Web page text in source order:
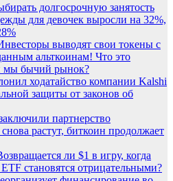
долгосрочную занятость
для девочек выросли на 32%,
выводят свои токены с
альткоинам! Что это
мы бычий рынок?
ходатайство компании Kalshi
защиты от законов об
партнерство
растут, биткоин продолжает
ли $1 в игру, когда
становятся отрицательными?